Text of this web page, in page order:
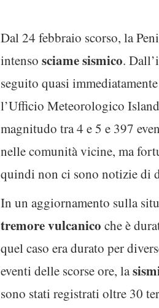
Dal 24 febbraio scorso, la
intenso sciame sismico.
seguito quasi
l’Ufficio Meteorologico
magnitudo tra 4 e 5 e 397
nelle comunità vicine, ma
quindi non ci sono notizie di
In un aggiornamento sulla
tremore vulcanico che è
quel caso era durato per
eventi delle scorse ore, la
sono stati registrati oltre 30